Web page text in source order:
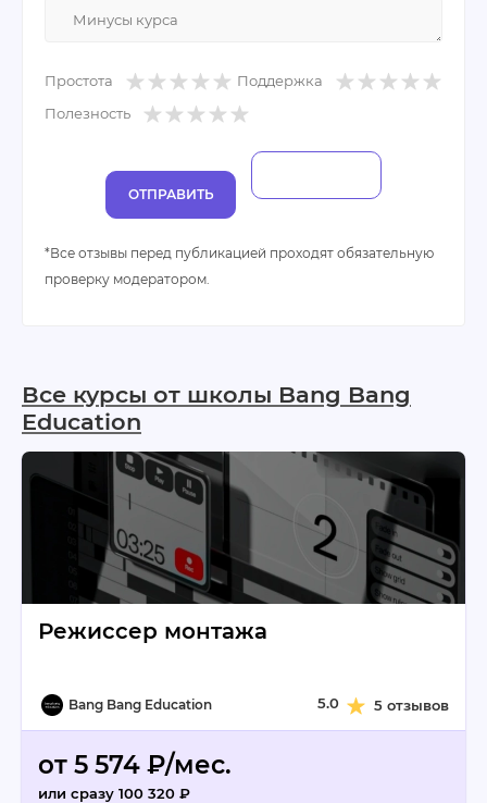
Простота
Поддержка
Полезность
ОТПРАВИТЬ
*Все отзывы перед публикацией проходят обязательную
проверку модератором.
Все курсы от школы Bang Bang
Education
Режиссер монтажа
Bang Bang Education 5.0 5 отзывов
от 5 574 ₽/мес.
или сразу 100 320 ₽